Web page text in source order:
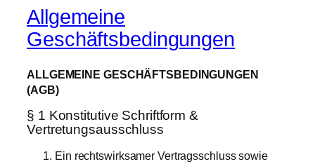
Allgemeine
Geschäftsbedingungen
ALLGEMEINE GESCHÄFTSBEDINGUNGEN
(AGB)
§ 1 Konstitutive Schriftform &
Vertretungsausschluss
Ein rechtswirksamer Vertragsschluss sowie